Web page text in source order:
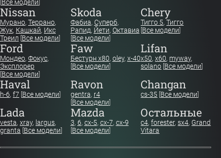
[Все модели]
Nissan
Мурано, Террано,
Жук, Кашкай, Икс
Треил [Все модели]
Skoda
Фабиа, Суперб,
Рапид, Йети, Октавиа
[Все модели]
Chery
Тигго 5,Тигго
[Все модели]
Ford
Мондео, Фокус,
Эксплорер
[Все модели]
Faw
Бестурн х80, oley, x-40
[Все модели]
Lifan
x50,x60, myway,
solano [Все модели]
Haval
h-6, f7 [Все модели]
Ravon
gentra, r4
[Все модели]
Changan
cs-35 [Все модели]
Lada
vesta, xray, largus,
granta [Все модели]
Mazda
3, 6, cx-5, cx-7, cx-9
[Все модели]
Остальные
c4,forester,sx4, Grand
Vitara